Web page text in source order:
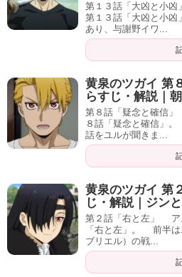
第１３話「大凶と小
第１３話「大凶と小
あり、与謝野イワ...
黄泉のツガイ 第
らすじ・解説｜
第８話「疑念と確信
８話「疑念と確信」
話をユルが聞きま...
黄泉のツガイ 第
じ・解説｜ジン
第２話「右と左」 ア
「右と左」。 前半は
ブリエル）の戦...